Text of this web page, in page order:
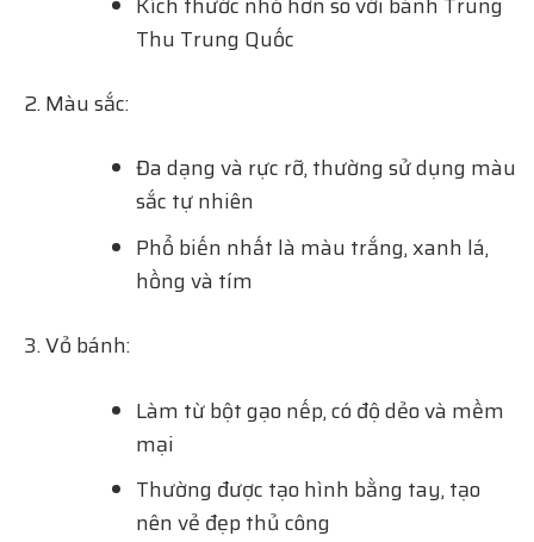
Thu Trung Quốc
Màu sắc:
Đa dạng và rực rỡ, thường sử dụng màu
sắc tự nhiên
Phổ biến nhất là màu trắng, xanh lá,
hồng và tím
Vỏ bánh:
Làm từ bột gạo nếp, có độ dẻo và mềm
mại
Thường được tạo hình bằng tay, tạo
nên vẻ đẹp thủ công